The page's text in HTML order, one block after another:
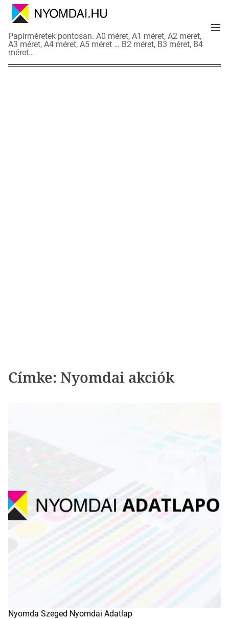
N
y
o
m
Papírméretek pontosan. A0 méret, A1 méret, A2 méret,
A3 méret, A4 méret, A5 méret … B2 méret, B3 méret, B4
méret…
M
Címke: Nyomdai akciók
Nyomda Szeged Nyomdai Adatlap